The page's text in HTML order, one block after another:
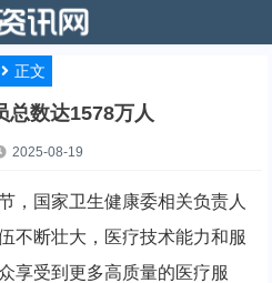
正文
总数达1578万人
2025-08-19
国家卫生健康委相关负责人
不断壮大，医疗技术能力和服
享受到更多高质量的医疗服